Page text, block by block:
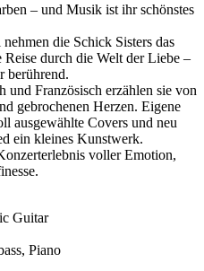
– und Musik ist ihr schönstes
die Schick Sisters das
durch die Welt der Liebe –
berührend.
und Französisch erzählen sie von
gebrochenen Herzen. Eigene
ausgewählte Covers und neu
ein kleines Kunstwerk.
voller Emotion,
Guitar
Piano